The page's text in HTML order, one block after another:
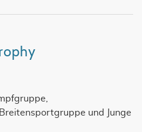
und Junge